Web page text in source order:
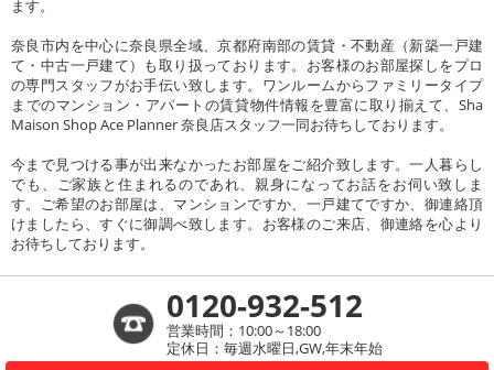
ます。
奈良市内を中心に奈良県全域、京都府南部の賃貸・不動産（新築一戸建
て・中古一戸建て）も取り扱っております。お客様のお部屋探しをプロ
の専門スタッフがお手伝い致します。ワンルームからファミリータイプ
までのマンション・アパートの賃貸物件情報を豊富に取り揃えて、Sha
Maison Shop Ace Planner 奈良店スタッフ一同お待ちしております。
今まで見つける事が出来なかったお部屋をご紹介致します。一人暮らし
でも、ご家族と住まれるのであれ、親身になってお話をお伺い致しま
す。ご希望のお部屋は、マンションですか、一戸建てですか、御連絡頂
けましたら、すぐに御調べ致します。お客様のご来店、御連絡を心より
お待ちしております。
0120-932-512
営業時間：10:00～18:00
定休日：毎週水曜日,GW,年末年始